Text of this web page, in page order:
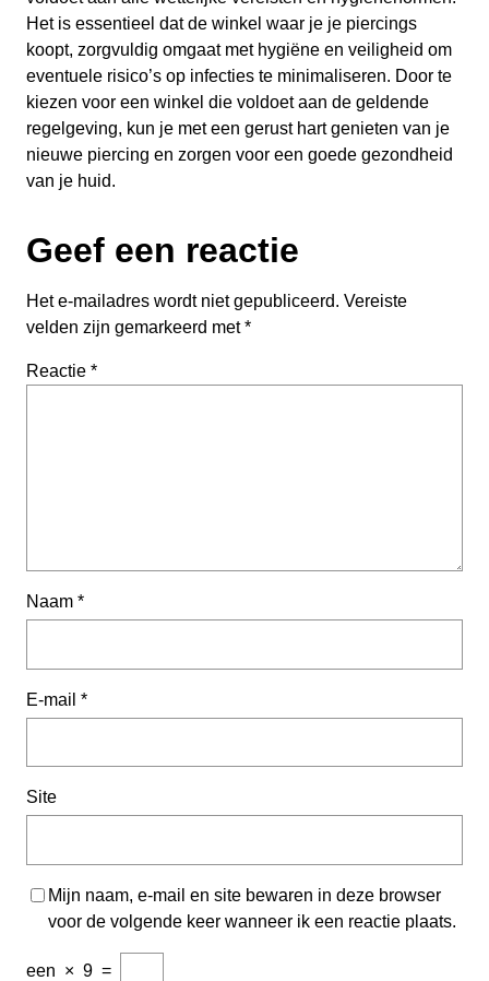
Het is essentieel dat de winkel waar je je piercings
koopt, zorgvuldig omgaat met hygiëne en veiligheid om
eventuele risico’s op infecties te minimaliseren. Door te
kiezen voor een winkel die voldoet aan de geldende
regelgeving, kun je met een gerust hart genieten van je
nieuwe piercing en zorgen voor een goede gezondheid
van je huid.
Geef een reactie
Het e-mailadres wordt niet gepubliceerd. Vereiste
velden zijn gemarkeerd met*
Reactie *
Naam *
E-mail *
Site
Mijn naam, e-mail en site bewaren in deze browser
voor de volgende keer wanneer ik een reactie plaats.
een × 9 =